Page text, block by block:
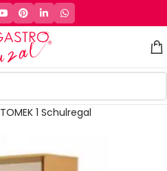
TOMEK 1 Schulregal